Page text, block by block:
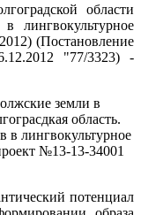
области
лингвокультурное
(Постановление
"77/3323) -
земли в
область.
в лингвокультурное
№13-13-34001
потенциал